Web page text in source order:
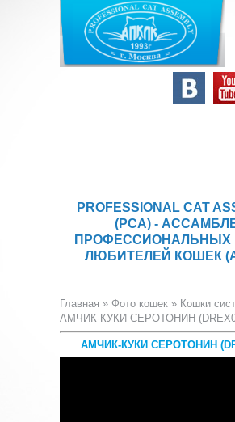
PROFESSIONAL CAT
(PCA) -
ПРОФЕССИОНАЛЬНЫХ
ЛЮБИТЕЛЕЙ КОШЕК
Главная » Фото кошек » Кошки
АМЧИК-КУКИ СЕРОТОНИН
АМЧИК-КУКИ СЕРОТОНИН